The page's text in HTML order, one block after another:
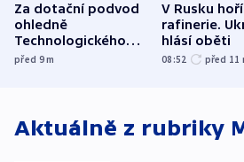
Za dotační podvod
ohledně
Technologického
parku poslal soud
před 9m
V Rusku
rafinerie.
hlásí oběti
08:52 před 11
Aktuálně z rubriky